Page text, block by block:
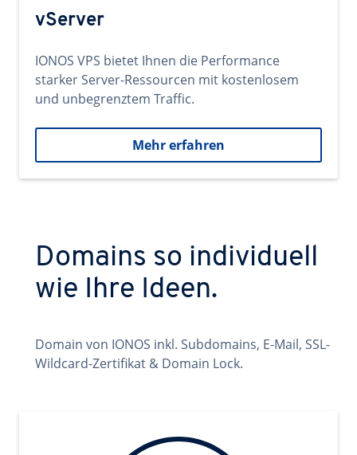
vServer
IONOS VPS bietet Ihnen die Performance
starker Server-Ressourcen mit kostenlosem
und unbegrenztem Traffic.
Mehr erfahren
Domains so individuell
wie Ihre Ideen.
Domain von IONOS inkl. Subdomains, E-Mail, SSL-
Wildcard-Zertifikat & Domain Lock.